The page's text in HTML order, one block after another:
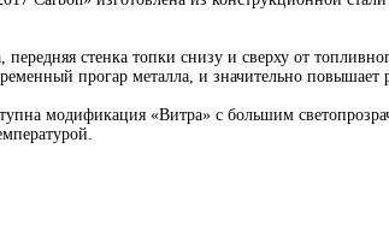
стенка топки снизу и сверху от
прогар металла, и значительно повышает
модификация «Витра» с большим